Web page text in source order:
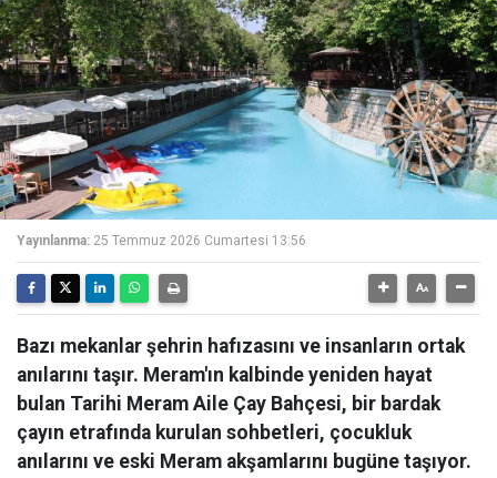
Yayınlanma: 25 Temmuz 2026 Cumartesi 13:56
Bazı mekanlar şehrin hafızasını ve insanların ortak
anılarını taşır. Meram'ın kalbinde yeniden hayat
bulan Tarihi Meram Aile Çay Bahçesi, bir bardak
çayın etrafında kurulan sohbetleri, çocukluk
anılarını ve eski Meram akşamlarını bugüne taşıyor.